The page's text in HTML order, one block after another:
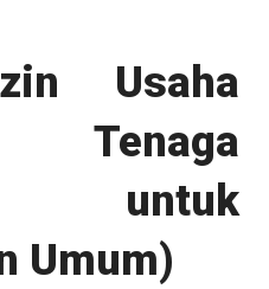
Usaha
Tenaga
untuk
Umum)